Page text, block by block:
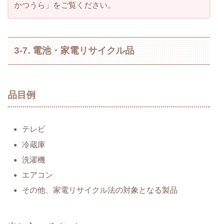
かつうら」をご覧ください。
3-7. 電池・家電リサイクル品
品目例
テレビ
冷蔵庫
洗濯機
エアコン
その他、家電リサイクル法の対象となる製品